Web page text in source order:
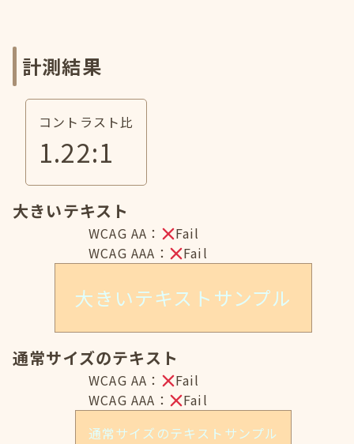
計測結果
コントラスト比
1.22:1
大きいテキスト
WCAG AA：
Fail
WCAG AAA：
Fail
大きいテキストサンプル
通常サイズのテキスト
WCAG AA：
Fail
WCAG AAA：
Fail
通常サイズのテキストサンプル